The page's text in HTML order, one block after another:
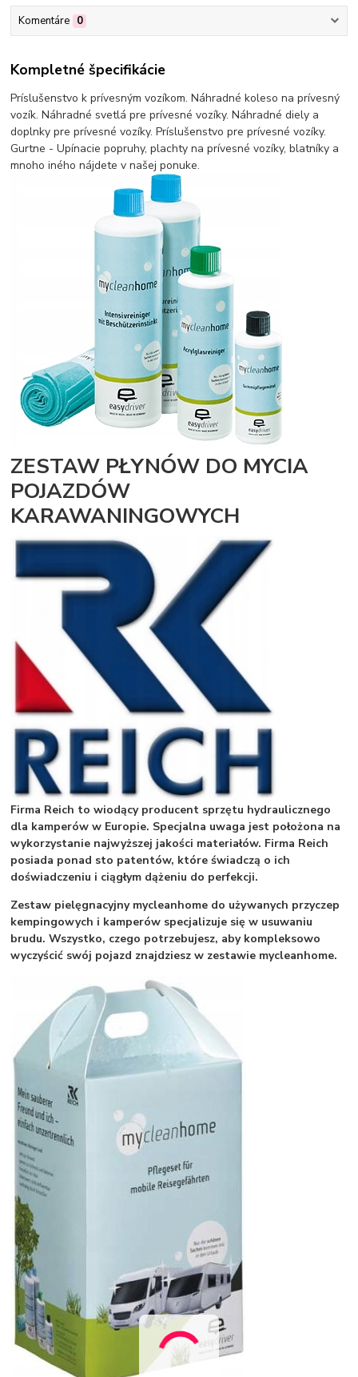
Komentáre 0
Kompletné špecifikácie
Príslušenstvo k prívesným vozíkom. Náhradné koleso na prívesný
vozík. Náhradné svetlá pre prívesné vozíky. Náhradné diely a
doplnky pre prívesné vozíky. Príslušenstvo pre prívesné vozíky.
Gurtne - Upínacie popruhy, plachty na prívesné vozíky, blatníky a
mnoho iného nájdete v našej ponuke.
ZESTAW PŁYNÓW DO MYCIA
POJAZDÓW
KARAWANINGOWYCH
Firma Reich to wiodący producent sprzętu hydraulicznego
dla kamperów w Europie. Specjalna uwaga jest położona na
wykorzystanie najwyższej jakości materiałów. Firma Reich
posiada ponad sto patentów, które świadczą o ich
doświadczeniu i ciągłym dążeniu do perfekcji.
Zestaw pielęgnacyjny mycleanhome do używanych przyczep
kempingowych i kamperów specjalizuje się w usuwaniu
brudu. Wszystko, czego potrzebujesz, aby kompleksowo
wyczyścić swój pojazd znajdziesz w zestawie mycleanhome.